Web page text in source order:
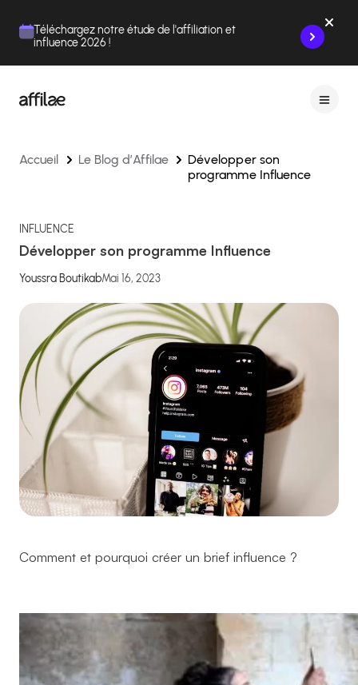
Téléchargez notre étude de l'affiliation et
influence 2026 !
Accueil Le Blog d’Affilae
Développer son
programme Influence
INFLUENCE
Développer son programme Influence
Youssra BoutikabMai 16, 2023
Comment et pourquoi créer un brief influence ?